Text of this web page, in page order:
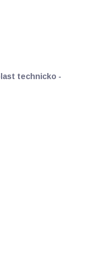
technicko -